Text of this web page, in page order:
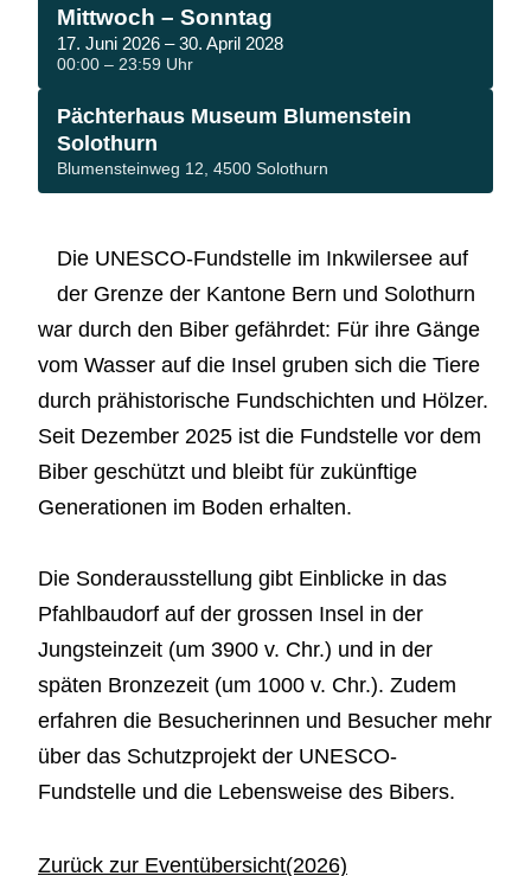
Mittwoch – Sonntag
17. Juni 2026 – 30. April 2028
00:00 – 23:59 Uhr
Pächterhaus Museum Blumenstein
Solothurn
Blumensteinweg 12, 4500 Solothurn
Die UNESCO-Fundstelle im Inkwilersee auf
der Grenze der Kantone Bern und Solothurn
war durch den Biber gefährdet: Für ihre Gänge
vom Wasser auf die Insel gruben sich die Tiere
durch prähistorische Fundschichten und Hölzer.
Seit Dezember 2025 ist die Fundstelle vor dem
Biber geschützt und bleibt für zukünftige
Generationen im Boden erhalten.
Die Sonderausstellung gibt Einblicke in das
Pfahlbaudorf auf der grossen Insel in der
Jungsteinzeit (um 3900 v. Chr.) und in der
späten Bronzezeit (um 1000 v. Chr.). Zudem
erfahren die Besucherinnen und Besucher mehr
über das Schutzprojekt der UNESCO-
Fundstelle und die Lebensweise des Bibers.
Zurück zur Eventübersicht(2026)